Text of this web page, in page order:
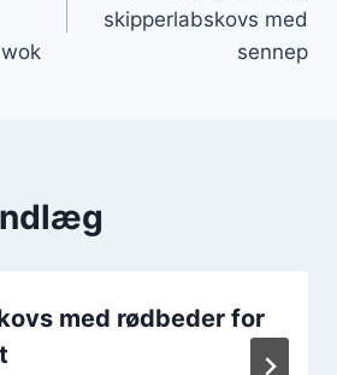
skipperlabskovs med
sennep
med rødbeder for